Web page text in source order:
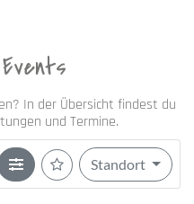
In der Übersicht findest du
und Termine.